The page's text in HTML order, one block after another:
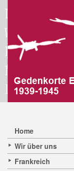
Home
Wir über uns
Frankreich